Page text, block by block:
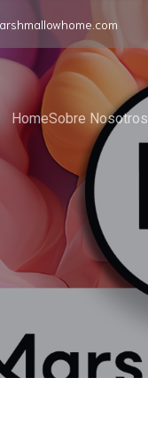
HomeSobre Nosotros